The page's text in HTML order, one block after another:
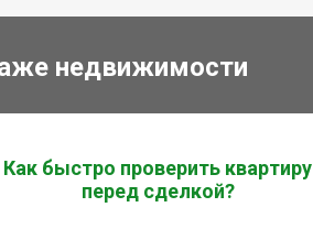
недвижимости
Как быстро проверить квартиру
перед сделкой?